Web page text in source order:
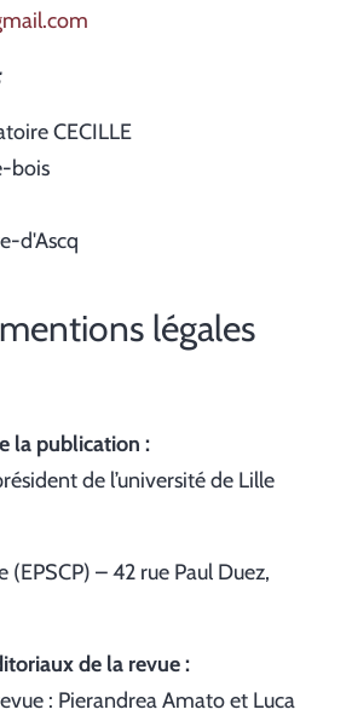
CECILLE
bois
d'Ascq
légales
la publication :
de l’université de Lille
(EPSCP) – 42 rue Paul Duez,
de la revue :
: Pierandrea Amato et Luca